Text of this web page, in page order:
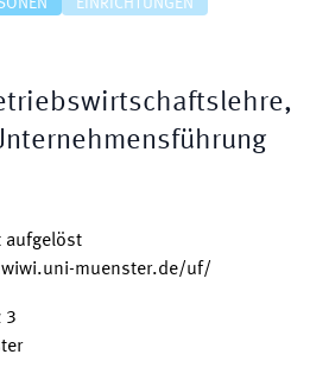
EINRICHTUNGEN
aufgelöst
muenster.de/uf/
3